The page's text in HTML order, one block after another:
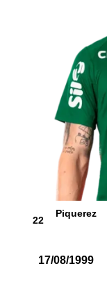
22
Piquerez
17/08/1999